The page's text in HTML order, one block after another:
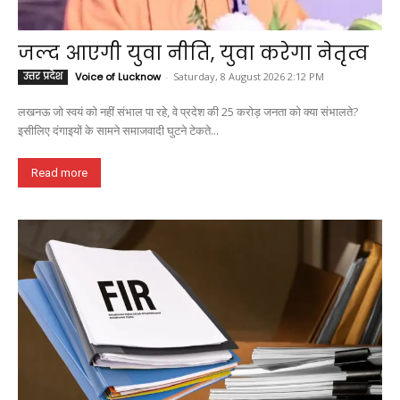
जल्द आएगी युवा नीति, युवा करेगा नेतृत्व
उत्तर प्रदेश Voice of Lucknow - Saturday, 8 August 2026 2:12 PM
लखनऊ जो स्वयं को नहीं संभाल पा रहे, वे प्रदेश की 25 करोड़ जनता को क्या संभालते?
इसीलिए दंगाइयों के सामने समाजवादी घुटने टेकते...
Read more